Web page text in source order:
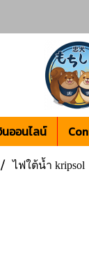
นออนไลน์
ไฟใต้น้ำ kripsol